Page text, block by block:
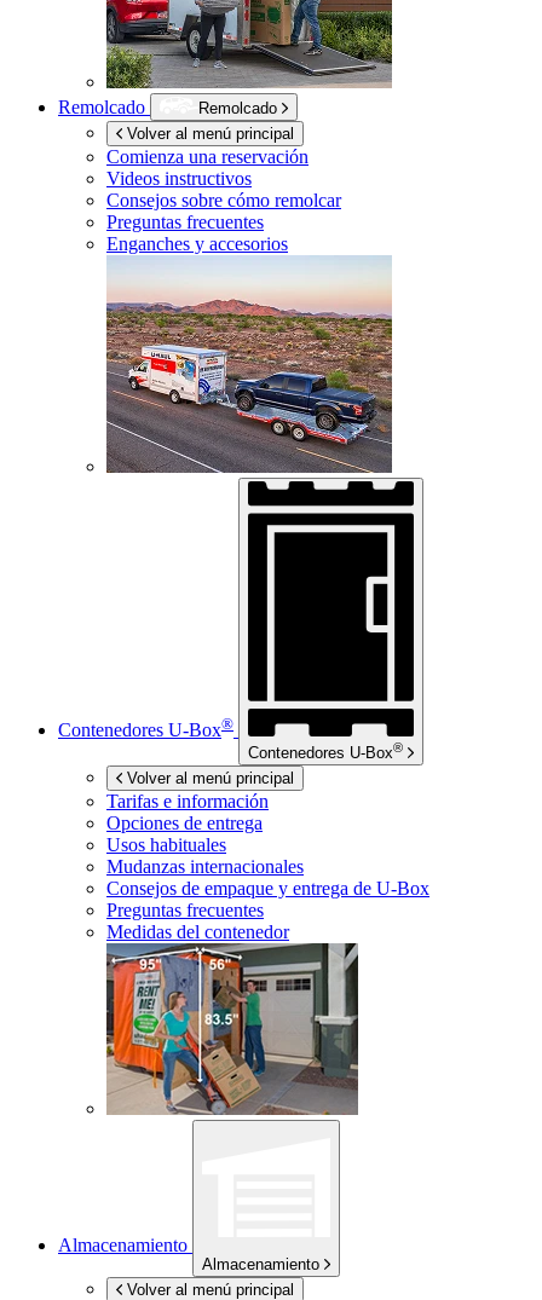
Remolcado
Remolcado
Volver al menú principal
Comienza una reservación
Videos instructivos
Consejos sobre cómo remolcar
Preguntas frecuentes
Enganches y accesorios
Contenedores U-Box®
Contenedores U-Box®
Volver al menú principal
Tarifas e información
Opciones de entrega
Usos habituales
Mudanzas internacionales
Consejos de empaque y entrega de U-Box
Preguntas frecuentes
Medidas del contenedor
Almacenamiento
Almacenamiento
Volver al menú principal